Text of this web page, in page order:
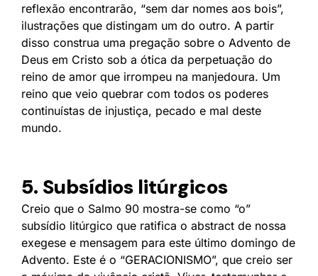
reflexão encontrarão, “sem dar nomes aos bois”,
ilustrações que distingam um do outro. A partir
disso construa uma pregação sobre o Advento de
Deus em Cristo sob a ótica da perpetuação do
reino de amor que irrompeu na manjedoura. Um
reino que veio quebrar com todos os poderes
continuístas de injustiça, pecado e mal deste
mundo.
5. Subsídios litúrgicos
Creio que o Salmo 90 mostra-se como “o”
subsídio litúrgico que ratifica o abstract de nossa
exegese e mensagem para este último domingo de
Advento. Este é o “GERACIONISMO”, que creio ser